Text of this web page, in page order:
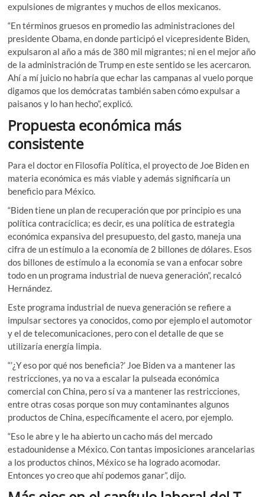
expulsiones de migrantes y muchos de ellos mexicanos.
“En términos gruesos en promedio las administraciones del
presidente Obama, en donde participó el vicepresidente Biden,
expulsaron al año a más de 380 mil migrantes; ni en el mejor año
de la administración de Trump en este sentido se les acercaron.
Ahí a mí juicio no habría que echar las campanas al vuelo porque
digamos que los demócratas también saben cómo expulsar a
paisanos y lo han hecho”, explicó.
Propuesta económica más
consistente
Para el doctor en Filosofía Política, el proyecto de Joe Biden en
materia económica es más viable y además significaría un
beneficio para México.
“Biden tiene un plan de recuperación que por principio es una
política contracíclica; es decir, es una política de estrategia
económica expansiva del presupuesto, del gasto, maneja una
cifra de un estímulo a la economía de 2 billones de dólares. Esos
dos billones de estímulo a la economía se van a enfocar sobre
todo en un programa industrial de nueva generación”, recalcó
Hernández.
Este programa industrial de nueva generación se refiere a
impulsar sectores ya conocidos, como por ejemplo el automotor
y el de telecomunicaciones, pero con el detalle de que se
utilizaría energía limpia.
“’¿Y eso por qué nos beneficia?’ Joe Biden va a mantener las
restricciones, ya no va a escalar la pulseada económica
comercial con China, pero sí va a mantener las restricciones,
entre otras cosas porque son muy contaminantes algunos
productos de China, específicamente el acero, por ejemplo.
“Eso le abre y le ha abierto un cacho más del mercado
estadounidense a México. Con tantas imposiciones arancelarias
a los productos chinos, México se ha logrado acomodar.
Entonces yo creo que ahí podemos ganar”, dijo.